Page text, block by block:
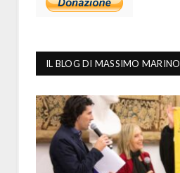
IL BLOG DI MASSIMO MARINO